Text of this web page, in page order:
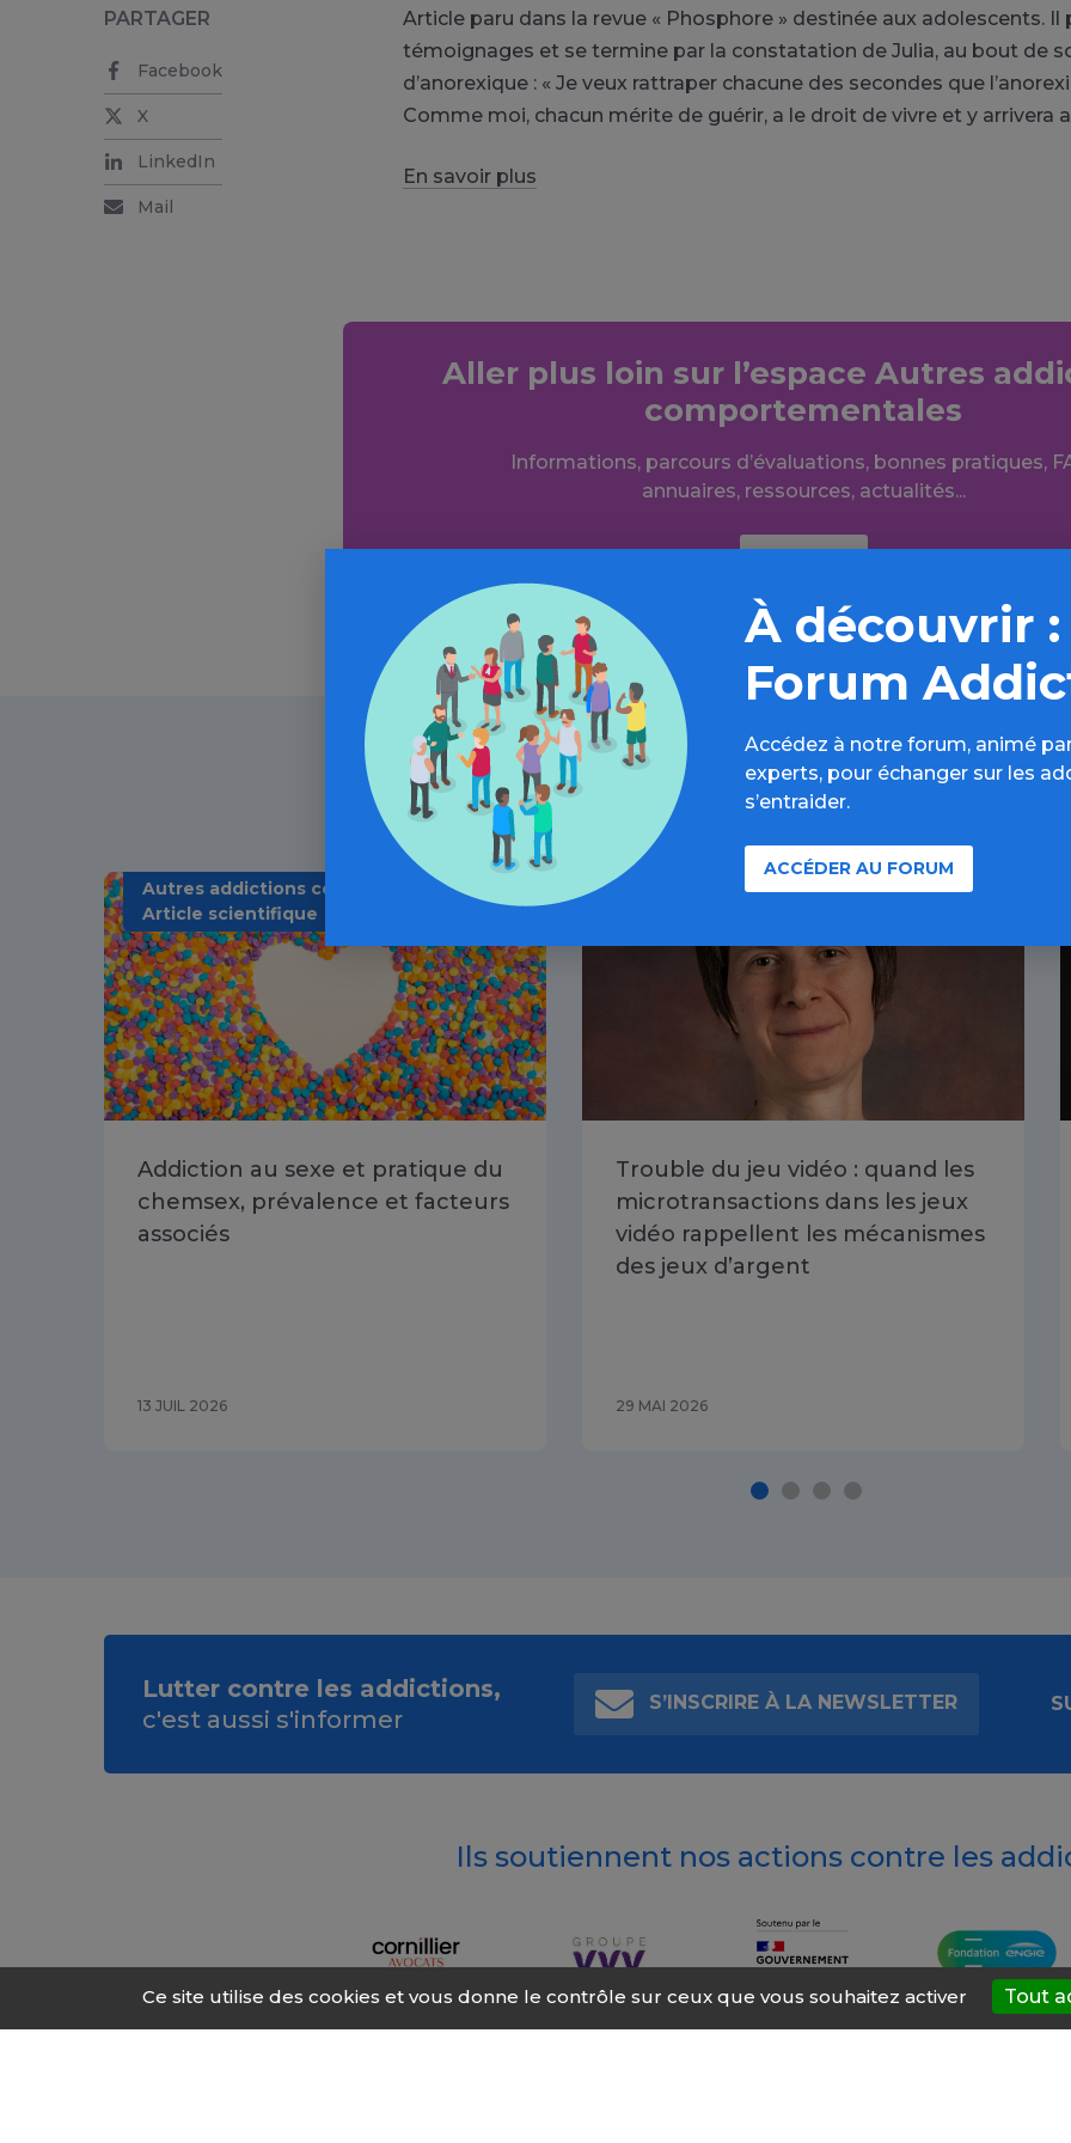
Article paru dans la revue « Phosphore » destinée aux adolescents. Il
témoignages et se termine par la constatation de Julia, au bout de
d’anorexique : « Je veux rattraper chacune des secondes que
Comme moi, chacun mérite de guérir, a le droit de vivre et y arrivera
En savoir plus
PARTAGER
Facebook
X
LinkedIn
Mail
Aller plus loin sur l’espace Autres
comportementales
Informations, parcours d’évaluations, bonnes pratiques,
annuaires, ressources, actualités...
À lire aussi
Autres addictions comportementales /
Article scientifique
Addiction au sexe et pratique du
chemsex, prévalence et facteurs
associés
13 JUIL 2026
Autres addictions comportementales /
Trouble du jeu vidéo : quand les
microtransactions dans les jeux
vidéo rappellent les mécanismes
des jeux d’argent
29 MAI 2026
À découvrir :
Forum
Accédez à notre forum, animé
experts, pour échanger sur les
s’entraider.
ACCÉDER AU FORUM
Lutter contre les addictions,
c'est aussi s'informer
S’INSCRIRE À LA NEWSLETTER
Ils soutiennent nos actions contre les
Ce site utilise des cookies et vous donne le contrôle sur ceux que vous souhaitez activer Tout